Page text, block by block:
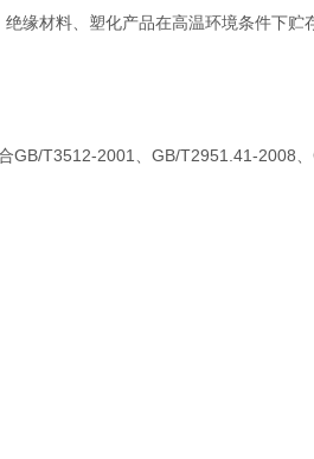
缘材料、塑化产品在高温环境条件下贮
T3512-2001、GB/T2951.41-2008